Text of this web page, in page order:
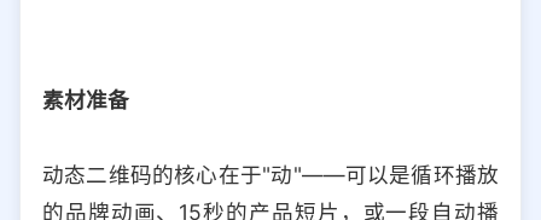
素材准备
动态二维码的核心在于"动"——可以是循环播放
的品牌动画、15秒的产品短片，或一段自动播